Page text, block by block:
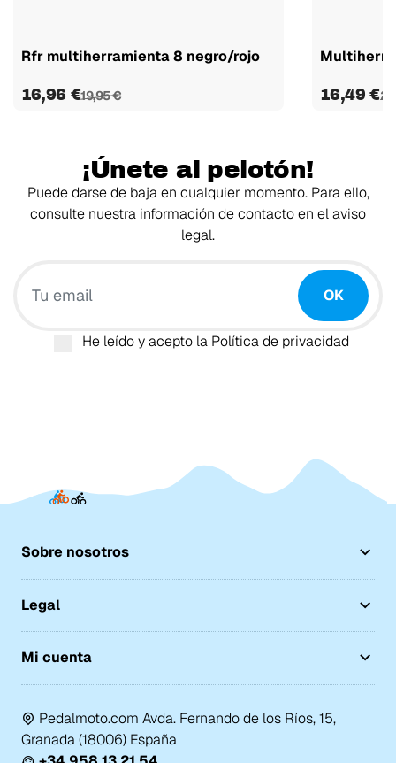
Rfr multiherramienta 8 negro/rojo
16,96 €19,95 € 16,49 €
¡Únete al pelotón!
Puede darse de baja en cualquier momento. Para ello,
consulte nuestra información de contacto en el aviso
legal.
OK
He leído y acepto la Política de privacidad
Sobre nosotros
Legal
Mi cuenta
Pedalmoto.com Avda. Fernando de los Ríos, 15,
Granada (18006) España